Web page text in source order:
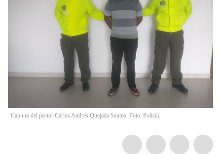
Captura del pastor Carlos Andrés Quejada Santos. Foto: Policía.